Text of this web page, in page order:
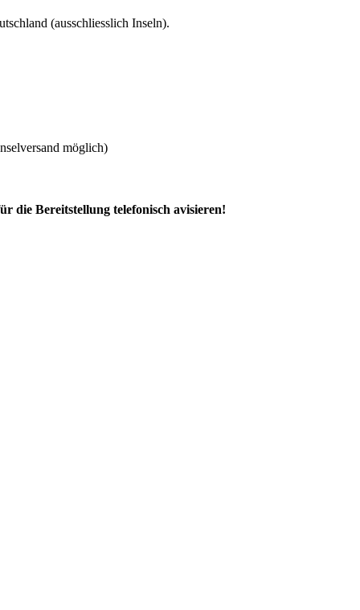
(ausschliesslich Inseln).
möglich)
die Bereitstellung telefonisch avisieren!